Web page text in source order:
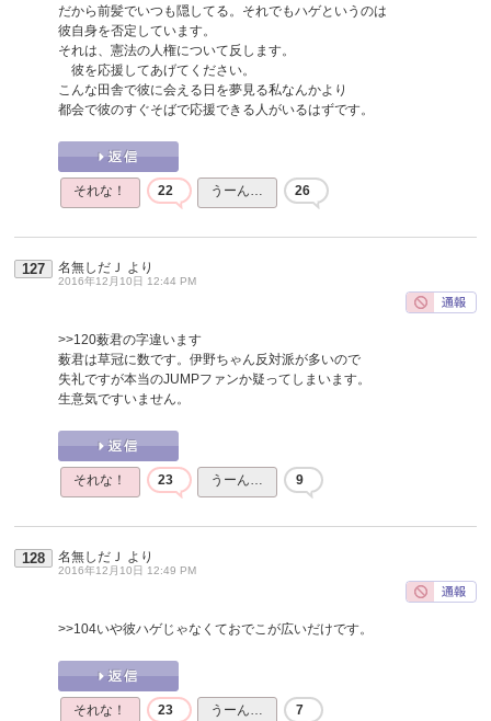
だから前髪でいつも隠してる。それでもハゲというのは
彼自身を否定しています。
それは、憲法の人権について反します。
彼を応援してあげてください。
こんな田舎で彼に会える日を夢見る私なんかより
都会で彼のすぐそばで応援できる人がいるはずです。
それな！ 22 うーん… 26
127 名無しだＪ より
2016年12月10日 12:44 PM
>>120薮君の字違います
薮君は草冠に数です。伊野ちゃん反対派が多いので
失礼ですが本当のJUMPファンか疑ってしまいます。
生意気ですいません。
それな！ 23 うーん… 9
128 名無しだＪ より
2016年12月10日 12:49 PM
>>104いや彼ハゲじゃなくておでこが広いだけです。
それな！ 23 うーん… 7